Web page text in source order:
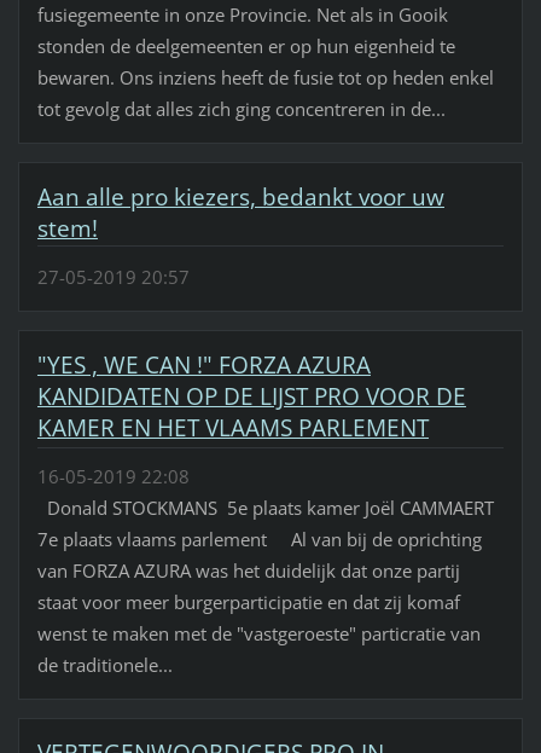
fusiegemeente in onze Provincie. Net als in Gooik
stonden de deelgemeenten er op hun eigenheid te
bewaren. Ons inziens heeft de fusie tot op heden enkel
tot gevolg dat alles zich ging concentreren in de...
Aan alle pro kiezers, bedankt voor uw
stem!
27-05-2019 20:57
"YES , WE CAN !" FORZA AZURA
KANDIDATEN OP DE LIJST PRO VOOR DE
KAMER EN HET VLAAMS PARLEMENT
16-05-2019 22:08
Donald STOCKMANS 5e plaats kamer Joël CAMMAERT
7e plaats vlaams parlement Al van bij de oprichting
van FORZA AZURA was het duidelijk dat onze partij
staat voor meer burgerparticipatie en dat zij komaf
wenst te maken met de "vastgeroeste" particratie van
de traditionele...